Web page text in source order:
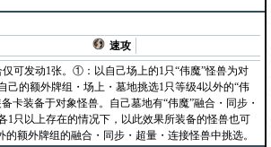
速攻
仅可发动1张。①：以自己场上的1只“伟魔”怪兽为对
己的额外牌组・场上・墓地挑选1只等级4以外的“伟
卡装备于对象怪兽。自己墓地有“伟魔”融合・同步・
1只以上存在的情况下，以此效果所装备的怪兽也可
的额外牌组的融合・同步・超量・连接怪兽中挑选。